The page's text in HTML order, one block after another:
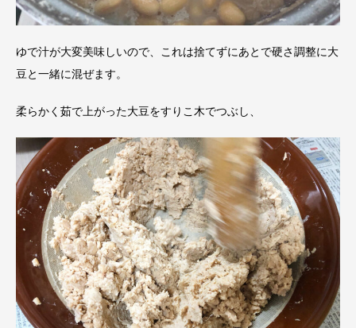
ゆで汁が大変美味しいので、これは捨てずにあとで硬さ調整に大
豆と一緒に混ぜます。
柔らかく茹で上がった大豆をすりこ木でつぶし、